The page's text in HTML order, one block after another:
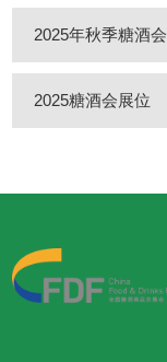
2025年秋季糖酒会
2025糖酒会展位